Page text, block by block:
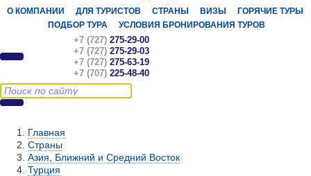
О КОМПАНИИ ДЛЯ ТУРИСТОВ СТРАНЫ ВИЗЫ
ГОРЯЧИЕ ТУРЫ
ПОДБОР ТУРА
УСЛОВИЯ БРОНИРОВАНИЯ ТУРОВ
+7 (727) 275-29-00
+7 (727) 275-29-03
+7 (727) 275-63-19
+7 (707) 225-48-40
Главная
Страны
Азия, Ближний и Средний Восток
Турция